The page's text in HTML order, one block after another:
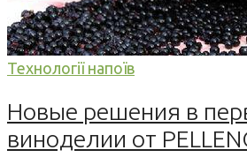
Технології напоїв
Новые решения в
виноделии от